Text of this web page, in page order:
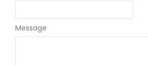
Message